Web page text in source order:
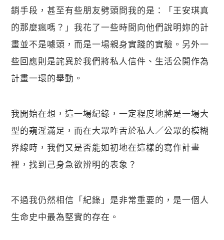
銷手段，甚至有些朋友劈頭問我的是：「王安琪真
的那麼瘋嗎？」我花了一些時間向他們說明妳的計
畫並不是噱頭，而是一場親身實踐的實驗。另外一
些回應則是詫異於我們將私人信件、生活公開作為
計畫一環的舉動。
我開始在想，這一場紀錄，一定程度地將是一場大
型的窺淫滿足，而在大眾咋舌於私人／公眾的模糊
界線時，我們又是否能如初地在這樣的寫作計畫
裡，找到己身急欲辨明的表象？
不過我仍然相信「紀錄」是非常重要的，是一個人
生命史中最為堅實的存在。